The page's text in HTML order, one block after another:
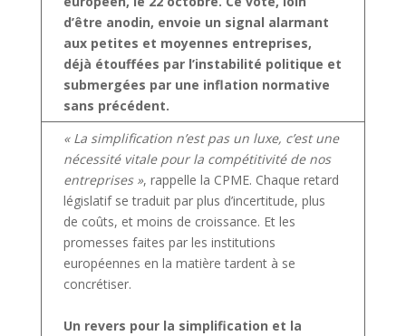
d’être anodin, envoie un signal alarmant
aux petites et moyennes entreprises,
déjà étouffées par l’instabilité politique et
submergées par une inflation normative
sans précédent.
« La simplification n’est pas un luxe, c’est une
nécessité vitale pour la compétitivité de nos
entreprises », rappelle la CPME. Chaque retard
législatif se traduit par plus d’incertitude, plus
de coûts, et moins de croissance. Et les
promesses faites par les institutions
européennes en la matière tardent à se
concrétiser.
Un revers pour la simplification et la